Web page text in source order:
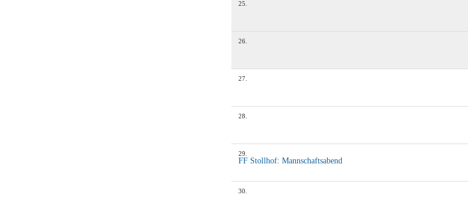
25
26
27
28
29
FF Stollhof: Mannschaftsabend
30